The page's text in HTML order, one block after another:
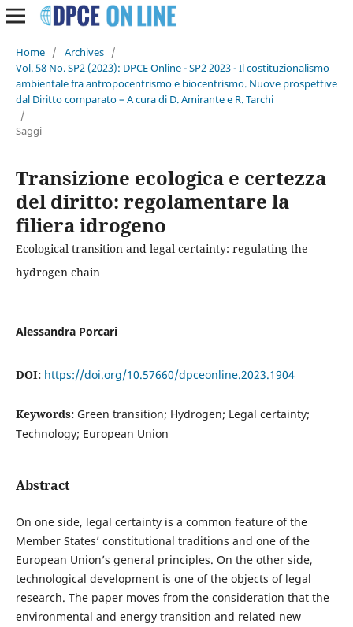
Home / Archives /
Vol. 58 No. SP2 (2023): DPCE Online - SP2 2023 - Il costituzionalismo
ambientale fra antropocentrismo e biocentrismo. Nuove prospettive
dal Diritto comparato – A cura di D. Amirante e R. Tarchi
/
Saggi
Transizione ecologica e certezza
del diritto: regolamentare la
filiera idrogeno
Ecological transition and legal certainty: regulating the
hydrogen chain
Alessandra Porcari
DOI: https://doi.org/10.57660/dpceonline.2023.1904
Keywords: Green transition; Hydrogen; Legal certainty;
Technology; European Union
Abstract
On one side, legal certainty is a common feature of the
Member States’ constitutional traditions and one of the
European Union’s general principles. On the other side,
technological development is one of the objects of legal
research. The paper moves from the consideration that the
environmental and energy transition and related new